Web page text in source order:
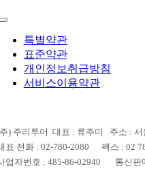
특별약관
표준약관
개인정보취급방침
서비스이용약관
) 주리투어 대표 : 류주미 주소 : 서
표 전화 : 02-780-2080 팩스 : 02
업자번호 : 485-86-02940 통신판